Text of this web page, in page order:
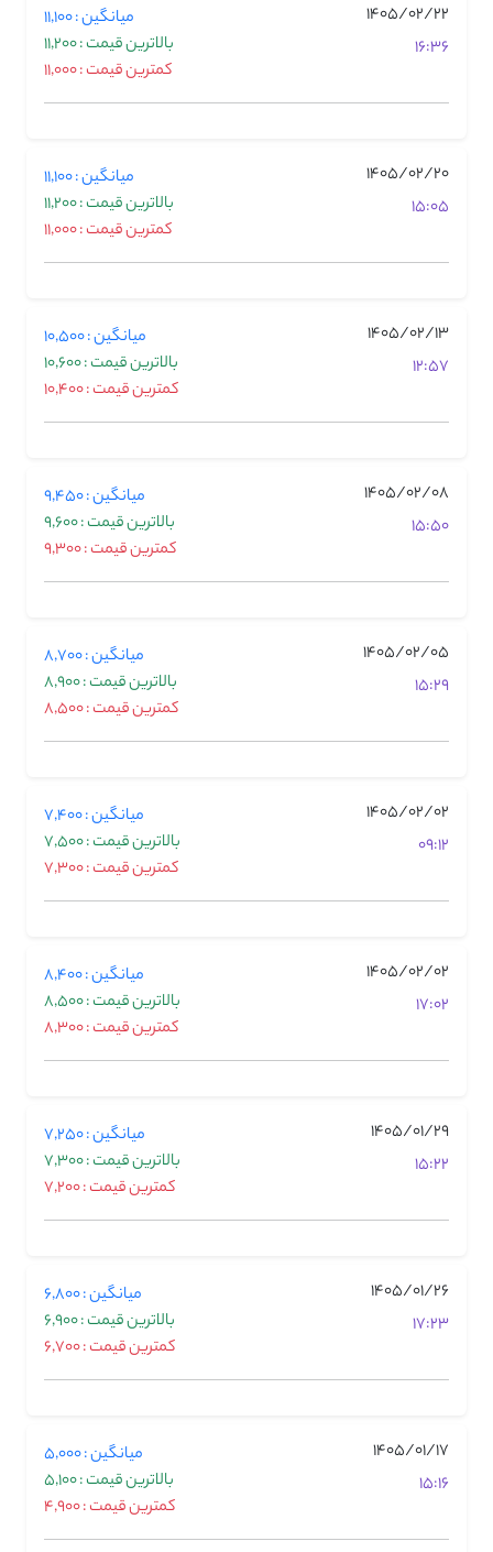
1405/02/22
16:36
میانگین : 11,100
بالاترین قیمت : 11,200
کمترین قیمت : 11,000
1405/02/20
15:05
میانگین : 11,100
بالاترین قیمت : 11,200
کمترین قیمت : 11,000
1405/02/13
12:57
میانگین : 10,500
بالاترین قیمت : 10,600
کمترین قیمت : 10,400
1405/02/08
15:50
میانگین : 9,450
بالاترین قیمت : 9,600
کمترین قیمت : 9,300
1405/02/05
15:29
میانگین : 8,700
بالاترین قیمت : 8,900
کمترین قیمت : 8,500
1405/02/02
09:12
میانگین : 7,400
بالاترین قیمت : 7,500
کمترین قیمت : 7,300
1405/02/02
17:02
میانگین : 8,400
بالاترین قیمت : 8,500
کمترین قیمت : 8,300
1405/01/29
15:22
میانگین : 7,250
بالاترین قیمت : 7,300
کمترین قیمت : 7,200
1405/01/26
17:23
میانگین : 6,800
بالاترین قیمت : 6,900
کمترین قیمت : 6,700
1405/01/17
15:16
میانگین : 5,000
بالاترین قیمت : 5,100
کمترین قیمت : 4,900